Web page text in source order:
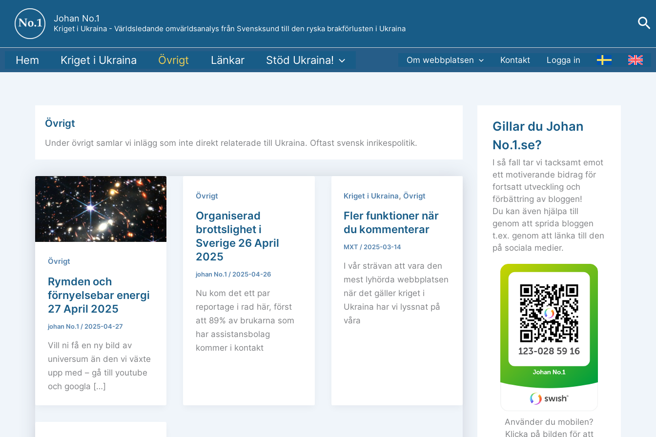
Hoppa
innehåll
Johan No.1
Kriget i Ukraina - Världsledande omvärldsanalys från Svensksund till den ryska brakförlusten i Ukraina
Hem Kriget i Ukraina Övrigt Länkar Stöd Ukraina! Om webbplatsen Kontakt Logga in
Övrigt
Under övrigt samlar vi inlägg som inte direkt relaterade till Ukraina. Oftast svensk inrikespolitik.
Övrigt
Rymden och
förnyelsebar energi
27 April 2025
johan No.1 / 2025-04-27
Vill ni få en ny bild av
universum än den vi växte
upp med – gå till youtube
och googla […]
Övrigt
Organiserad
brottslighet i
Sverige 26 April
2025
johan No.1 /2025-04-26
Nu kom det ett par
reportage i rad här, först
att 89% av brukarna som
har assistansbolag
kommer i kontakt
Kriget i Ukraina,Övrigt
Fler funktioner när
du kommenterar
MXT/2025-03-14
I vår strävan att vara den
mest lyhörda webbplatsen
när det gäller kriget i
Ukraina har vi lyssnat på
våra
Gillar du Johan
No.1.se?
I så fall tar vi tacksamt emot
ett motiverande bidrag för
fortsatt utveckling och
förbättring av bloggen!
Du kan även hjälpa till
genom att sprida bloggen
t.ex. genom att länka till den
på sociala medier.
Använder du mobilen?
Klicka på bilden för att